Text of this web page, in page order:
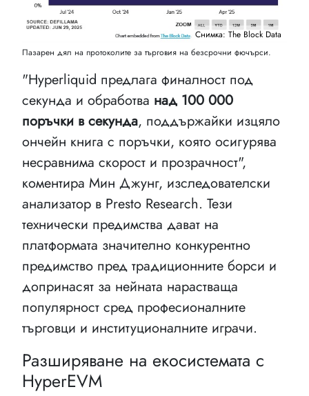
Снимка: The Block Data
Пазарен дял на протоколите за търговия на безсрочни фючърси.
"Hyperliquid предлага финалност под
секунда и обработва над 100 000
поръчки в секунда, поддържайки изцяло
ончейн книга с поръчки, която осигурява
несравнима скорост и прозрачност",
коментира Мин Джунг, изследователски
анализатор в Presto Research. Тези
технически предимства дават на
платформата значително конкурентно
предимство пред традиционните борси и
допринасят за нейната нарастваща
популярност сред професионалните
търговци и институционалните играчи.
Разширяване на екосистемата с
HyperEVM